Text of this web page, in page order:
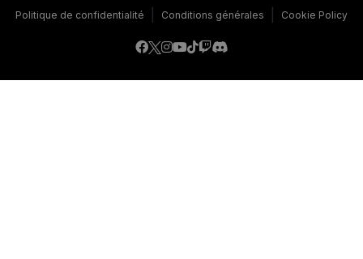
Politique de confidentialité Conditions générales Cookie Policy